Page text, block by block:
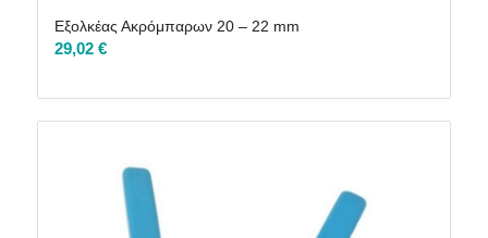
Εξολκέας Ακρόμπαρων 20 – 22 mm
29,02 €